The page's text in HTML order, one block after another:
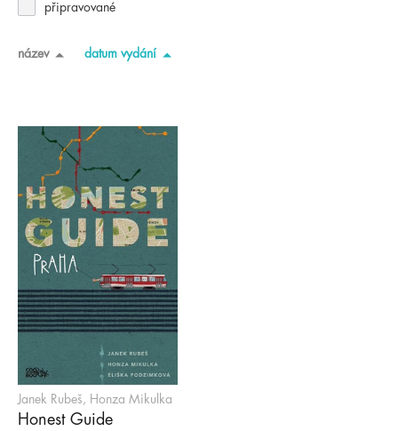
připravované
název datum vydání
Janek Rubeš, Honza Mikulka
Honest Guide